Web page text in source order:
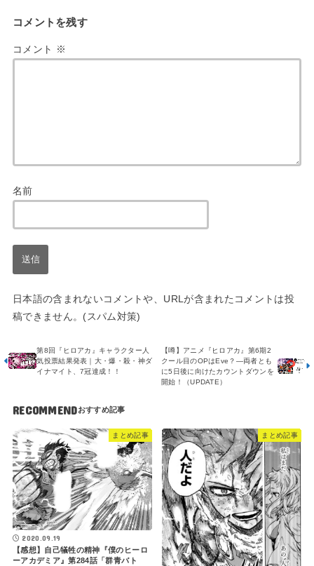
コメントを残す
コメント ※
名前
日本語の含まれないコメントや、URLが含まれたコメントは投
稿できません。(スパム対策)
【噂】アニメ『ヒロアカ』第6期2
クール目のOPはEve？―両者とも
に5日後に向けたカウントダウンを
開始！（UPDATE）
第8回『ヒロアカ』キャラクター人
気投票結果発表｜大・爆・殺・神ダ
イナマイト、7冠達成！！
RECOMMEND
まとめ記事
2020.09.19
【感想】自己犠牲の精神『僕のヒーロ
ーアカデミア』第284話「群青バト
まとめ記事